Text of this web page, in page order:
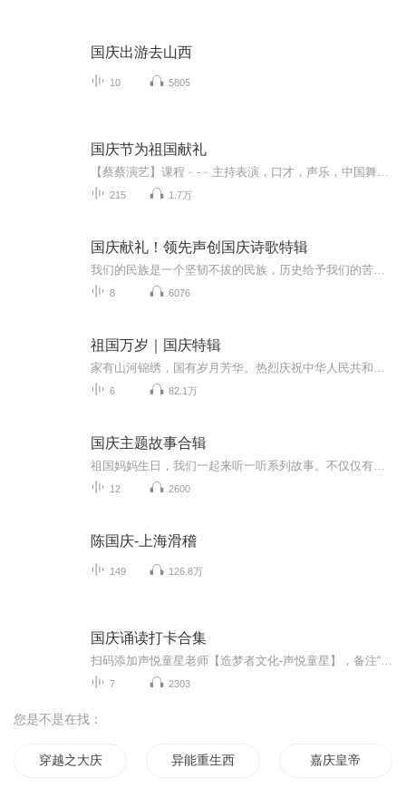
国庆出游去山西
10 5805
国庆节为祖国献礼
215 1.7万
国庆献礼！领先声创国庆诗歌特辑
8 6076
祖国万岁｜国庆特辑
6 82.1万
国庆主题故事合辑
12 2600
陈国庆-上海滑稽
149 126.8万
国庆诵读打卡合集
7 2303
您是不是在找：
穿越之大庆帝国 异能重生西门庆 嘉庆皇帝